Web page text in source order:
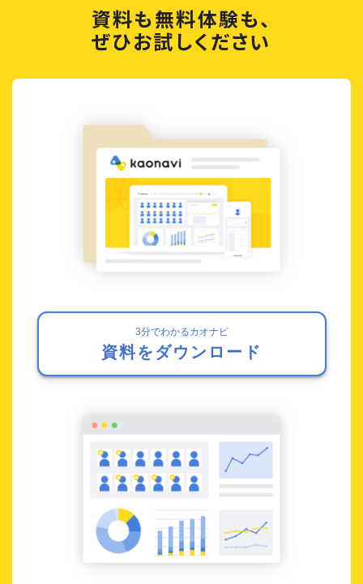
資料も無料体験も、
ぜひお試しください
3分でわかるカオナビ
資料をダウンロード